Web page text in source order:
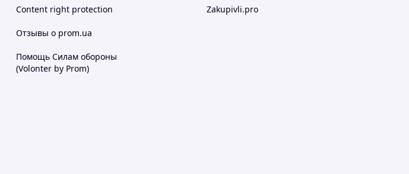
Content right protection
Отзывы о prom.ua
Помощь Силам обороны
(Volonter by Prom)
Zakupivli.pro